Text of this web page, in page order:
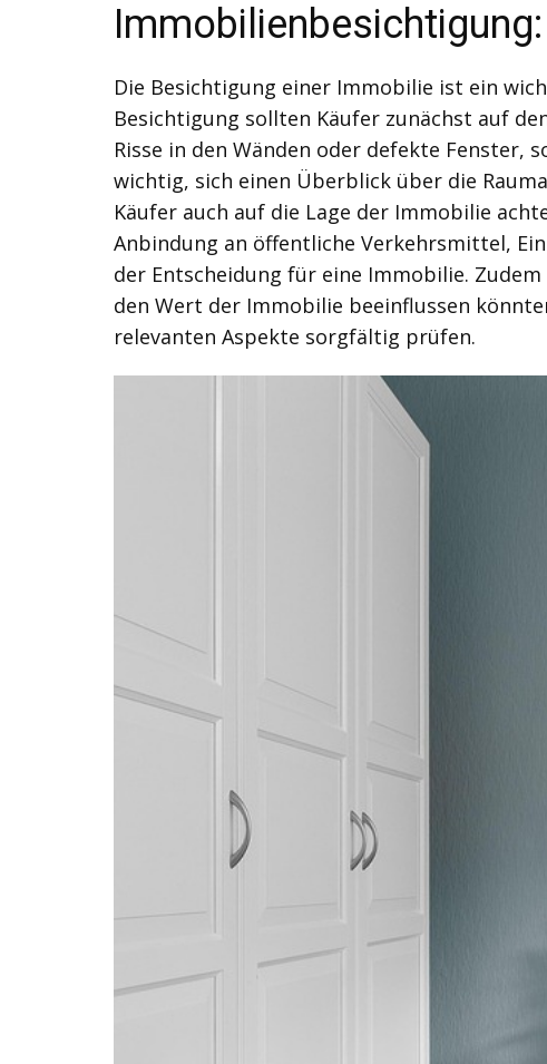
Die Besichtigung einer Immobilie ist ein
Besichtigung sollten Käufer zunächst auf
Risse in den Wänden oder defekte Fenster,
wichtig, sich einen Überblick über die
Käufer auch auf die Lage der Immobilie
Anbindung an öffentliche Verkehrsmittel,
der Entscheidung für eine Immobilie.
den Wert der Immobilie beeinflussen
relevanten Aspekte sorgfältig prüfen.